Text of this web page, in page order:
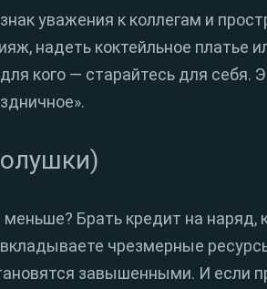
уважения к коллегам и
надеть коктейльное платье
кого — старайтесь для себя.
Брать кредит на наряд,
чрезмерные
завышенными. И если